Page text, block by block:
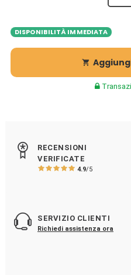
DISPONIBILITÀ IMMEDIATA

RECENSIONI
VERIFICATE
4.9/5
SERVIZIO CLIENTI
Richiedi assistenza ora